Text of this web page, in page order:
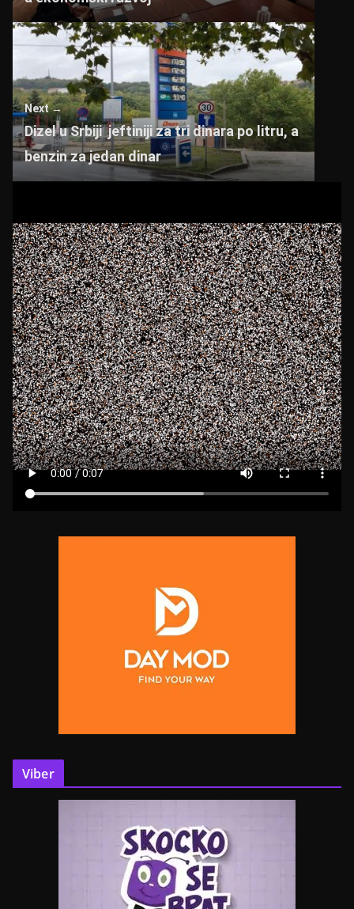
Next →
Dizel u Srbiji jeftiniji za tri dinara po litru, a
benzin za jedan dinar
Viber